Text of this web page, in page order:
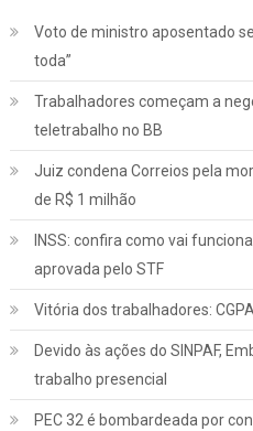
Voto de ministro aposentado
toda”
Trabalhadores começam a
teletrabalho no BB
Juiz condena Correios pela
de R$ 1 milhão
INSS: confira como vai
aprovada pelo STF
Vitória dos trabalhadores:
Devido às ações do SINPAF,
trabalho presencial
PEC 32 é bombardeada por